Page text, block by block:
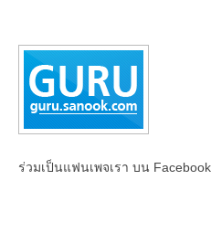
ร่วมเป็นแฟนเพจเรา บน